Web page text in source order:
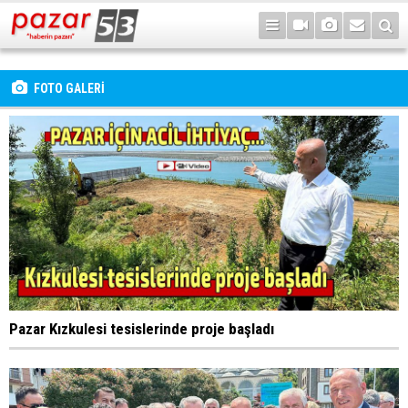
FOTO GALERİ
Pazar Kızkulesi tesislerinde proje başladı